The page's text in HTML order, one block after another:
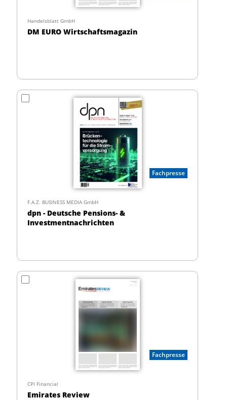
Handelsblatt GmbH
DM EURO Wirtschaftsmagazin
Fachpresse
F.A.Z. BUSINESS MEDIA GmbH
dpn - Deutsche Pensions- &
Investmentnachrichten
Fachpresse
CPI Financial
Emirates Review